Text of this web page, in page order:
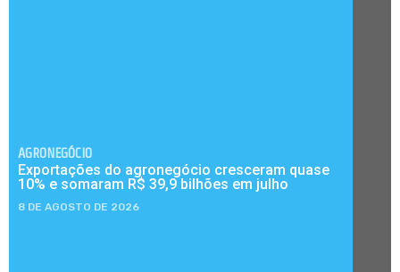
AGRONEGÓCIO
Exportações do agronegócio cresceram quase
10% e somaram R$ 39,9 bilhões em julho
8 DE AGOSTO DE 2026